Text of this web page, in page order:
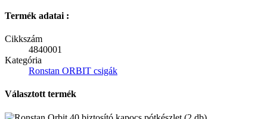
Termék adatai :
Cikkszám
4840001
Kategória
Ronstan ORBIT csigák
Választott termék